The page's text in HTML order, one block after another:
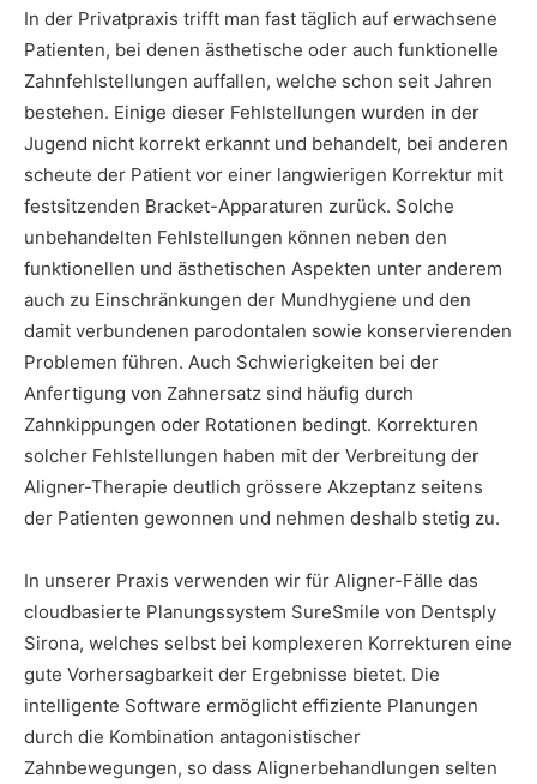
In der Privatpraxis trifft man fast täglich auf erwachsene
Patienten, bei denen ästhetische oder auch funktionelle
Zahnfehlstellungen auffallen, welche schon seit Jahren
bestehen. Einige dieser Fehlstellungen wurden in der
Jugend nicht korrekt erkannt und behandelt, bei anderen
scheute der Patient vor einer langwierigen Korrektur mit
festsitzenden Bracket-Apparaturen zurück. Solche
unbehandelten Fehlstellungen können neben den
funktionellen und ästhetischen Aspekten unter anderem
auch zu Einschränkungen der Mundhygiene und den
damit verbundenen parodontalen sowie konservierenden
Problemen führen. Auch Schwierigkeiten bei der
Anfertigung von Zahnersatz sind häufig durch
Zahnkippungen oder Rotationen bedingt. Korrekturen
solcher Fehlstellungen haben mit der Verbreitung der
Aligner-Therapie deutlich grössere Akzeptanz seitens
der Patienten gewonnen und nehmen deshalb stetig zu.
In unserer Praxis verwenden wir für Aligner-Fälle das
cloudbasierte Planungssystem SureSmile von Dentsply
Sirona, welches selbst bei komplexeren Korrekturen eine
gute Vorhersagbarkeit der Ergebnisse bietet. Die
intelligente Software ermöglicht effiziente Planungen
durch die Kombination antagonistischer
Zahnbewegungen, so dass Alignerbehandlungen selten